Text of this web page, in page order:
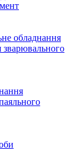
обладнання
зварювального